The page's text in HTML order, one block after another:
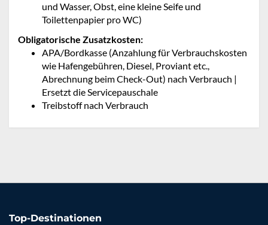
und Wasser, Obst, eine kleine Seife und
Toilettenpapier pro WC)
Obligatorische Zusatzkosten:
APA/Bordkasse (Anzahlung für Verbrauchskosten
wie Hafengebühren, Diesel, Proviant etc.,
Abrechnung beim Check-Out) nach Verbrauch |
Ersetzt die Servicepauschale
Treibstoff nach Verbrauch
Top-Destinationen